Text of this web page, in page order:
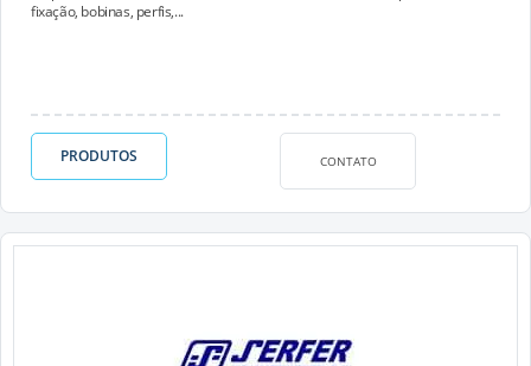
fixação, bobinas, perfis,...
PRODUTOS CONTATO